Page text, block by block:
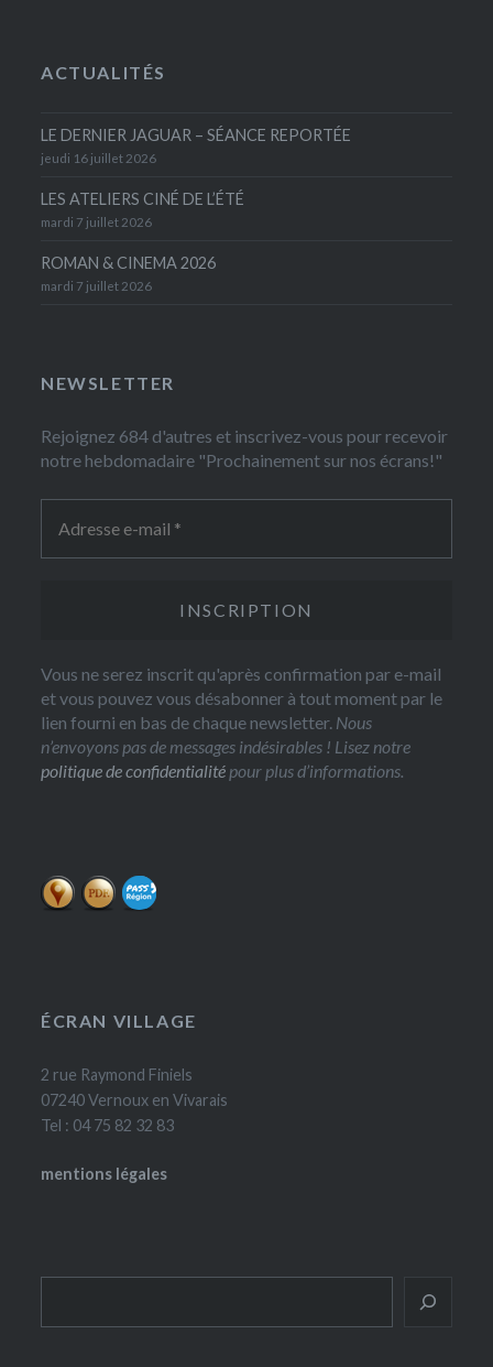
ACTUALITÉS
LE DERNIER JAGUAR – SÉANCE REPORTÉE
jeudi 16 juillet 2026
LES ATELIERS CINÉ DE L’ÉTÉ
mardi 7 juillet 2026
ROMAN & CINEMA 2026
mardi 7 juillet 2026
NEWSLETTER
Rejoignez 684 d'autres et inscrivez-vous pour recevoir
notre hebdomadaire "Prochainement sur nos écrans!"
Vous ne serez inscrit qu'après confirmation par e-mail
et vous pouvez vous désabonner à tout moment par le
lien fourni en bas de chaque newsletter. Nous
n’envoyons pas de messages indésirables ! Lisez notre
politique de confidentialité pour plus d’informations.
ÉCRAN VILLAGE
2 rue Raymond Finiels
07240 Vernoux en Vivarais
Tel : 04 75 82 32 83
mentions légales